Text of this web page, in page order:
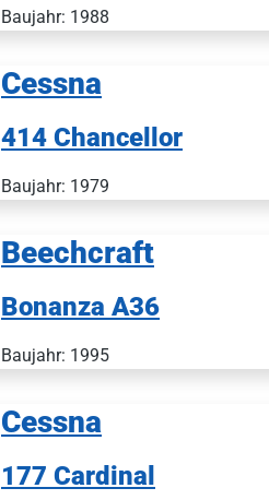
Baujahr: 1988
Cessna
414 Chancellor
Baujahr: 1979
Beechcraft
Bonanza A36
Baujahr: 1995
Cessna
177 Cardinal